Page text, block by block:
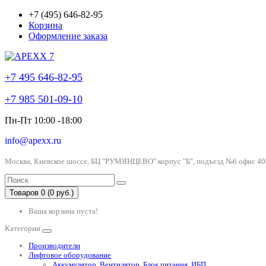
+7 (495) 646-82-95
Корзина
Оформление заказа
+7 495 646-82-95
+7 985 501-09-10
Пн-Пт 10:00 -18:00
info@apexx.ru
Москва, Киевское шоссе, БЦ "РУМЯНЦЕВО" корпус "Б", подъезд №6 офис
Товаров 0 (0 руб.)
Ваша корзина пуста!
Категории
Производители
Лифтовое оборудование